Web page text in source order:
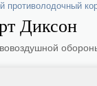
противолодочный
Диксон